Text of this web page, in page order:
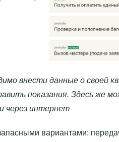
внести данные о своей
показания. Здесь же
через интернет
вариантами: